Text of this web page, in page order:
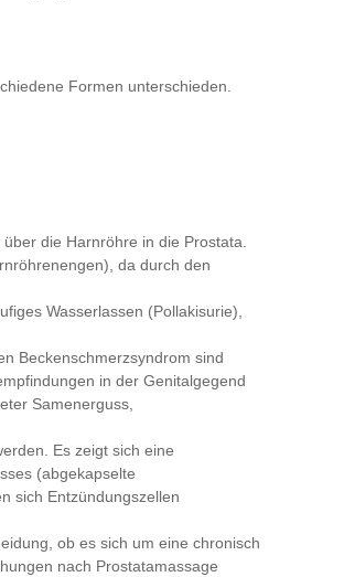
Formen unterschieden.
die Harnröhre in die Prostata.
da durch den
Wasserlassen (Pollakisurie),
Beckenschmerzsyndrom sind
in der Genitalgegend
Samenerguss,
Es zeigt sich eine
(abgekapselte
sich Entzündungszellen
ob es sich um eine chronisch
nach Prostatamassage